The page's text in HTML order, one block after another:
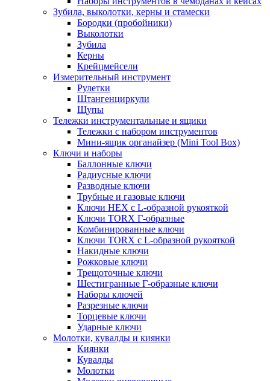
Зубила, выколотки, керны и стамески
Бородки (пробойники)
Выколотки
Зубила
Керны
Крейцмейсели
Измерительный инструмент
Рулетки
Штангенциркули
Щупы
Тележки инструментальные и ящики
Тележки с набором инструментов
Мини-ящик органайзер (Mini Tool Box)
Ключи и наборы
Баллонные ключи
Радиусные ключи
Разводные ключи
Трубные и газовые ключи
Ключи HEX с L-образной рукояткой
Ключи TORX Г-образные
Комбинированные ключи
Ключи TORX с L-образной рукояткой
Накидные ключи
Рожковые ключи
Трещоточные ключи
Шестигранные Г-образные ключи
Наборы ключей
Разрезные ключи
Торцевые ключи
Ударные ключи
Молотки, кувалды и киянки
Киянки
Кувалды
Молотки